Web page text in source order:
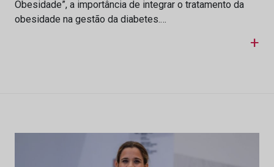
Obesidade”, a importância de integrar o tratamento da
obesidade na gestão da diabetes.…
+